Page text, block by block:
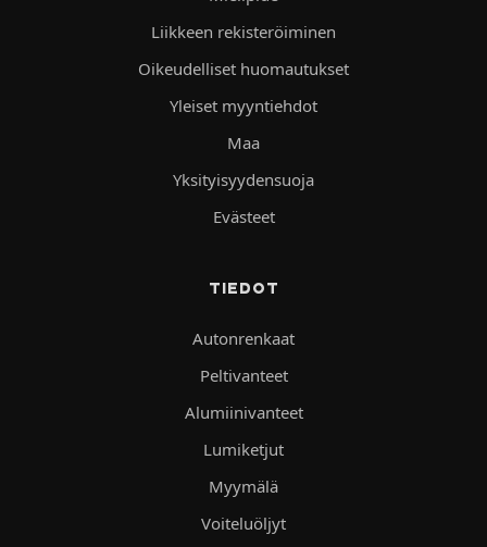
Liikkeen rekisteröiminen
Oikeudelliset huomautukset
Yleiset myyntiehdot
Maa
Yksityisyydensuoja
Evästeet
TIEDOT
Autonrenkaat
Peltivanteet
Alumiinivanteet
Lumiketjut
Myymälä
Voiteluöljyt